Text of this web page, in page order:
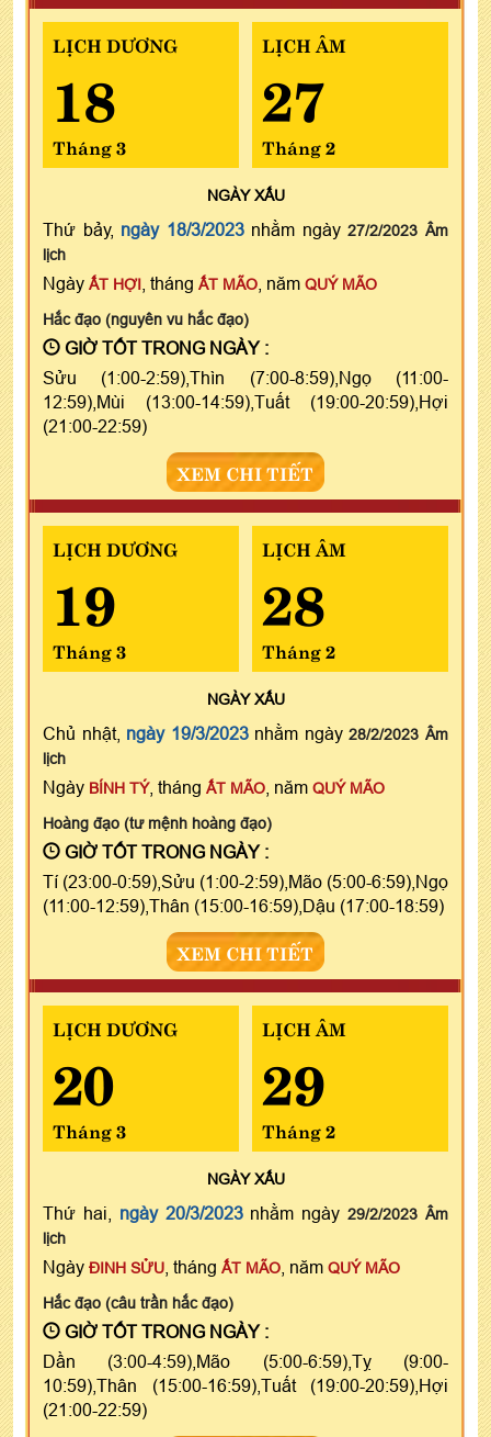
LỊCH DƯƠNG
18
Tháng 3
LỊCH ÂM
27
Tháng 2
NGÀYXẤU
Thứ bảy, ngày 18/3/2023nhằm ngày27/2/2023 Âm
lịch
Ngày ẤT HỢI , tháng ẤT MÃO , năm QUÝ MÃO
Hắc đạo (nguyên vu hắc đạo)
GIỜ TỐT TRONG NGÀY :
Sửu (1:00-2:59),Thìn (7:00-8:59),Ngọ (11:00-
12:59),Mùi (13:00-14:59),Tuất (19:00-20:59),Hợi
(21:00-22:59)
XEM CHI TIẾT
LỊCH DƯƠNG
19
Tháng 3
LỊCH ÂM
28
Tháng 2
NGÀYXẤU
Chủ nhật, ngày 19/3/2023nhằm ngày28/2/2023 Âm
lịch
Ngày BÍNH TÝ, tháng ẤT MÃO , năm QUÝ MÃO
Hoàng đạo (tư mệnh hoàng đạo)
GIỜ TỐT TRONG NGÀY :
Tí (23:00-0:59),Sửu (1:00-2:59),Mão (5:00-6:59),Ngọ
(11:00-12:59),Thân (15:00-16:59),Dậu (17:00-18:59)
XEM CHI TIẾT
LỊCH DƯƠNG
20
Tháng 3
LỊCH ÂM
29
Tháng 2
NGÀYXẤU
Thứ hai, ngày 20/3/2023nhằm ngày29/2/2023 Âm
lịch
Ngày ĐINH SỬU , tháng ẤT MÃO , năm QUÝ MÃO
Hắc đạo (câu trần hắc đạo)
GIỜ TỐT TRONG NGÀY :
Dần (3:00-4:59),Mão (5:00-6:59),Tỵ (9:00-
10:59),Thân (15:00-16:59),Tuất (19:00-20:59),Hợi
(21:00-22:59)